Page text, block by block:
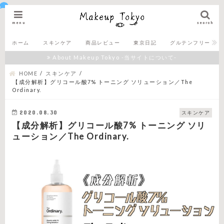
search
menu
ホーム スキンケア 商品レビュー 東京日記 グルテンフリー
About Makeup Tokyo -当サイトについて-
HOME
スキンケア
【成分解析】グリコール酸7% トーニング ソリューション／The
Ordinary.
スキンケア
2020.08.30
【成分解析】グリコール酸7% トーニング ソリ
ューション／The Ordinary.